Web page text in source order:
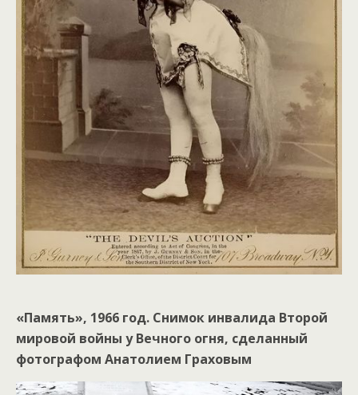
«Память», 1966 год. Снимок инвалида Второй
мировой войны у Вечного огня, сделанный
фотографом Анатолием Граховым